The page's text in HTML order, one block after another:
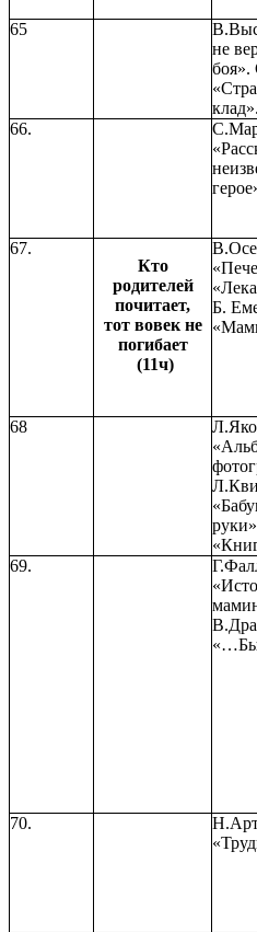
65
не
боя».
клад».
66.
67.
Кто
родителей
почитает,
тот вовек не
погибает
(11ч)
Б.
68
69.
70.